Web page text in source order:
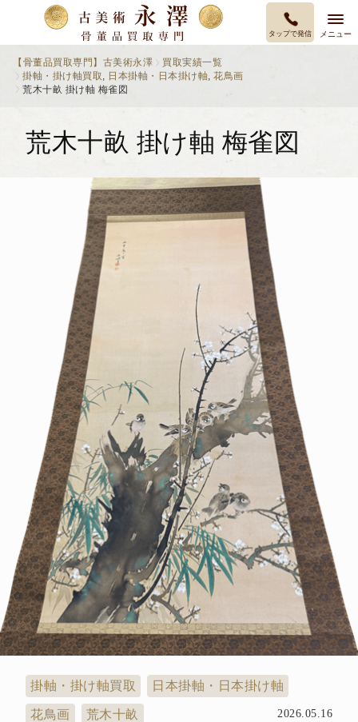
タップで発信 メニュー
【骨董品買取専門】古美術永澤
買取実績一覧
掛軸・掛け軸買取
日本掛軸・日本掛け軸 花鳥画
荒木十畝 掛け軸 梅雀図
荒木十畝 掛け軸 梅雀図
掛軸・掛け軸買取 日本掛軸・日本掛け軸
花鳥画 荒木十畝 2026.05.16